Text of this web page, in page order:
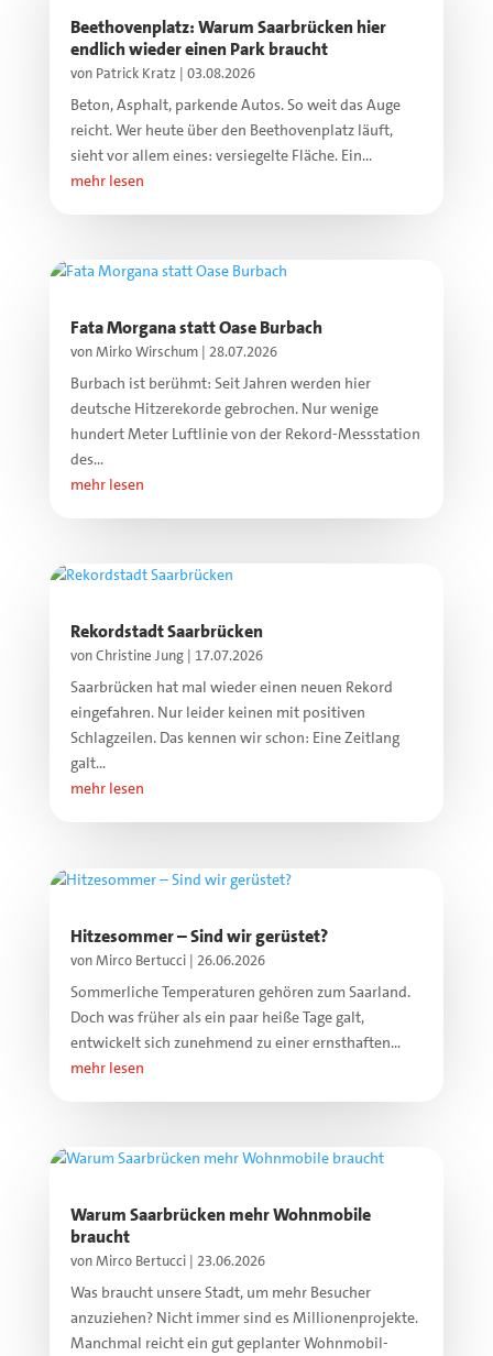
Beethovenplatz: Warum Saarbrücken hier
endlich wieder einen Park braucht
von Patrick Kratz | 03.08.2026
Beton, Asphalt, parkende Autos. So weit das Auge
reicht. Wer heute über den Beethovenplatz läuft,
sieht vor allem eines: versiegelte Fläche. Ein...
mehr lesen
Fata Morgana statt Oase Burbach
vonMirko Wirschum| 28.07.2026
Burbach ist berühmt: Seit Jahren werden hier
deutsche Hitzerekorde gebrochen. Nur wenige
hundert Meter Luftlinie von der Rekord-Messstation
des...
mehr lesen
Rekordstadt Saarbrücken
vonChristine Jung| 17.07.2026
Saarbrücken hat mal wieder einen neuen Rekord
eingefahren. Nur leider keinen mit positiven
Schlagzeilen. Das kennen wir schon: Eine Zeitlang
galt...
mehr lesen
Hitzesommer – Sind wir gerüstet?
vonMirco Bertucci| 26.06.2026
Sommerliche Temperaturen gehören zum Saarland.
Doch was früher als ein paar heiße Tage galt,
entwickelt sich zunehmend zu einer ernsthaften...
mehr lesen
Warum Saarbrücken mehr Wohnmobile
braucht
vonMirco Bertucci| 23.06.2026
Was braucht unsere Stadt, um mehr Besucher
anzuziehen? Nicht immer sind es Millionenprojekte.
Manchmal reicht ein gut geplanter Wohnmobil-